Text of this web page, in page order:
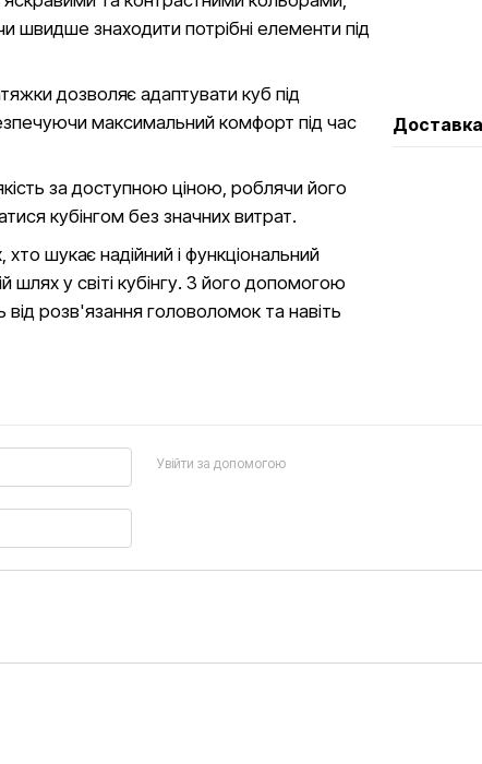
знаходити потрібні елементи під
дозволяє адаптувати куб під
максимальний комфорт під час
за доступною ціною, роблячи його
кубінгом без значних витрат.
хто шукає надійний і функціональний
у світі кубінгу. З його допомогою
розв'язання головоломок та навіть
Доставка
Увійти за допомогою